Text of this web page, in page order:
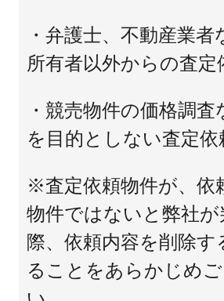
・弁護士、不動産業者
所有者以外からの査定
・競売物件の価格調査
を目的としない査定依
※査定依頼物件が、依
物件ではないと弊社が
際、依頼内容を削除す
ることをあらかじめ